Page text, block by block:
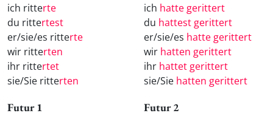
ich ritterte
du rittertest
er/sie/es ritterte
wir ritterten
ihr rittertet
sie/Sie ritterten
ich hatte gerittert
du hattest gerittert
er/sie/es hatte gerittert
wir hatten gerittert
ihr hattet gerittert
sie/Sie hatten gerittert
Futur 1 Futur 2